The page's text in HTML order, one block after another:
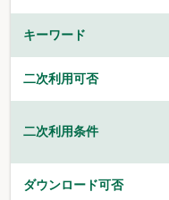
キーワード
二次利用可否
二次利用条件
ダウンロード可否